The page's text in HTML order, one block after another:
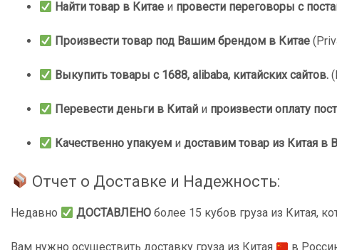
Найти товар в Китае и провести переговоры с
Произвести товар под Вашим брендом в Китае
Выкупить товары с 1688, alibaba, китайских сайтов.
Перевести деньги в Китай и произвести оплату
Качественно упакуем идоставим товар из Китая в
Отчет о Доставке и Надежность:
Недавно ДОСТАВЛЕНО более 15 кубов груза из Китая,
Вам нужно осуществить доставку груза из Китая в